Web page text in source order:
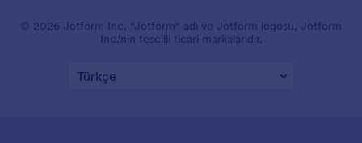
© 2026 Jotform Inc. "Jotform" adı ve Jotform logosu, Jotform
Inc.'nin tescilli ticari markalarıdır.